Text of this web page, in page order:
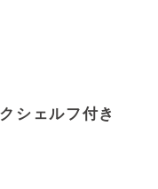
シェルフ付き